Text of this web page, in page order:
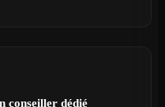
conseiller dédié